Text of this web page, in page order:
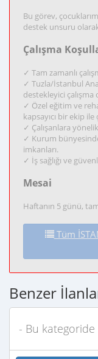
Bu görev,
destek unsuru
Çalışma
✓ Tam zamanlı
✓ Tuzla/İstanbul
destekleyici çalışma
✓ Özel eğitim ve
kapsayıcı bir ekip ile
✓ Çalışanlara
✓ Kurum
imkanları.
✓ İş sağlığı ve
Mesai
Haftanın 5 günü,
Tüm
Benzer
- Bu